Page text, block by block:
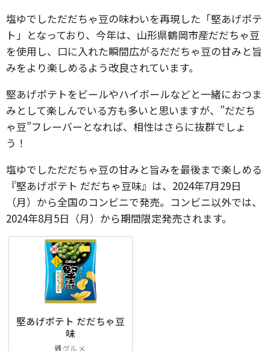
塩ゆでしただだちゃ豆の味わいを再現した「堅あげポテ
ト」となっており、今年は、山形県鶴岡市産だだちゃ豆
を使用し、口に入れた瞬間広がるだだちゃ豆の甘みと旨
みをより楽しめるよう改良されています。
堅あげポテトをビールやハイボールなどと一緒におつま
みとして楽しんでいる方も多いと思いますが、”だだち
ゃ豆”フレーバーとなれば、相性はさらに抜群でしょ
う！
塩ゆでしただだちゃ豆の甘みと旨みを最後まで楽しめる
『堅あげポテト だだちゃ豆味』は、2024年7月29日
（月）から全国のコンビニで発売。コンビニ以外では、
2024年8月5日（月）から期間限定発売されます。
堅あげポテト だだちゃ豆
味
グルメ